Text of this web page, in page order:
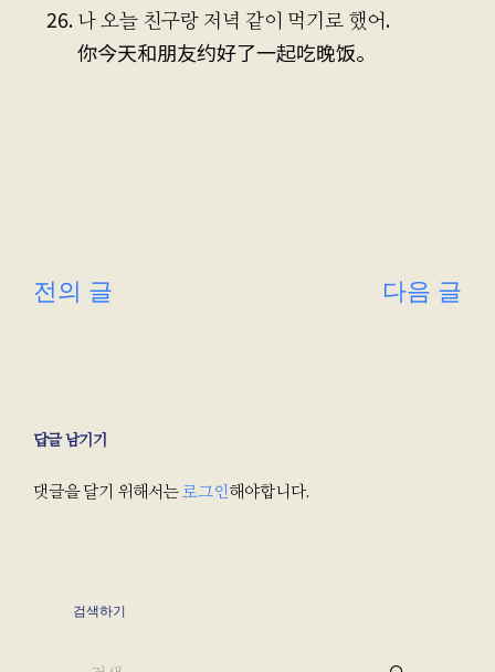
나 오늘 친구랑 저녁 같이 먹기로 했어.
你今天和朋友约好了一起吃晚饭。
전의 글 다음 글
답글 남기기
댓글을 달기 위해서는 로그인해야합니다.
검색하기